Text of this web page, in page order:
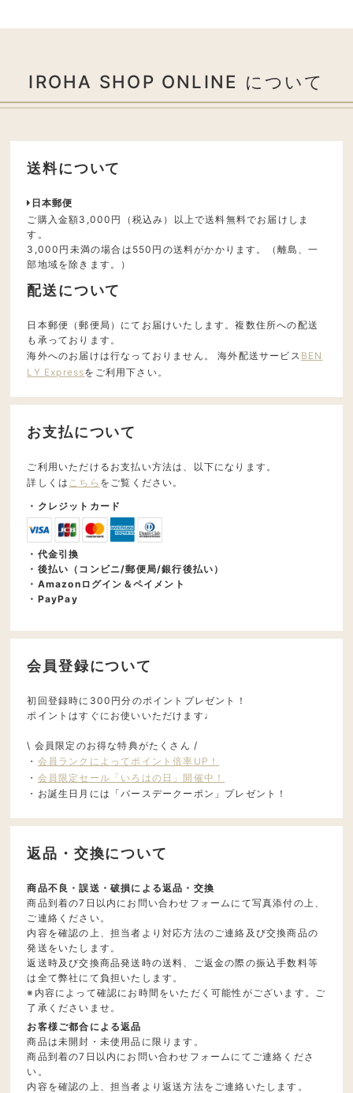
IROHA SHOP ONLINE について
送料について
日本郵便
ご購入金額3,000円（税込み）以上で送料無料でお届けしま
す。
3,000円未満の場合は550円の送料がかかります。（離島、一
部地域を除きます。）
配送について
日本郵便（郵便局）にてお届けいたします。複数住所への配送
も承っております。
海外へのお届けは行なっておりません。 海外配送サービス BEN
LY Expressをご利用下さい。
お支払について
ご利用いただけるお支払い方法は、以下になります。
詳しくは こちら をご覧ください。
・クレジットカード
・代金引換
・後払い（コンビニ/郵便局/銀行後払い）
・Amazonログイン＆ペイメント
・PayPay
会員登録について
初回登録時に300円分のポイントプレゼント！
ポイントはすぐにお使いいただけます♩
\ 会員限定のお得な特典がたくさん /
・ 会員ランクによってポイント倍率UP！
・ 会員限定セール「いろはの日」開催中！
・お誕生日月には「バースデークーポン」プレゼント！
返品・交換について
商品不良・誤送・破損による返品・交換
商品到着の7日以内にお問い合わせフォームにて写真添付の上、
ご連絡ください。
内容を確認の上、担当者より対応方法のご連絡及び交換商品の
発送をいたします。
返送時及び交換商品発送時の送料、ご返金の際の振込手数料等
は全て弊社にて負担いたします。
※内容によって確認にお時間をいただく可能性がございます。ご
了承くださいませ。
お客様ご都合による返品
商品は未開封・未使用品に限ります。
商品到着の7日以内にお問い合わせフォームにてご連絡くださ
い。
内容を確認の上、担当者より返送方法をご連絡いたします。